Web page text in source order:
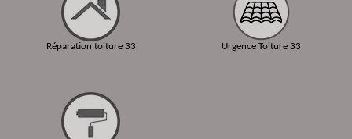
Réparation toiture 33 Urgence Toiture 33